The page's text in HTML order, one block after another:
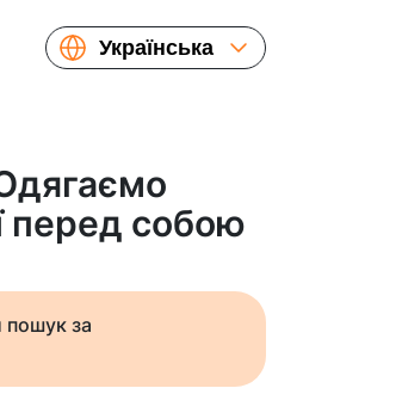
Українська
Français
繁體中文
перед собою
пошук за